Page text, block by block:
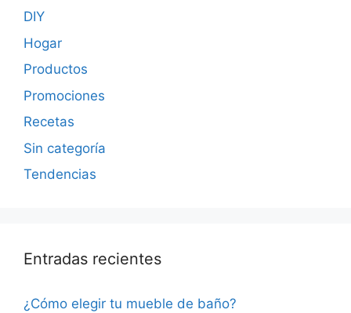
DIY
Hogar
Productos
Promociones
Recetas
Sin categoría
Tendencias
Entradas recientes
¿Cómo elegir tu mueble de baño?